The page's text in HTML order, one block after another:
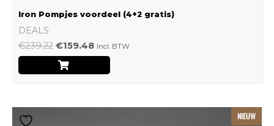
Iron Pompjes voordeel (4+2 gratis)
DEALS
€239.22 €159.48 Incl. BTW
NIEUW